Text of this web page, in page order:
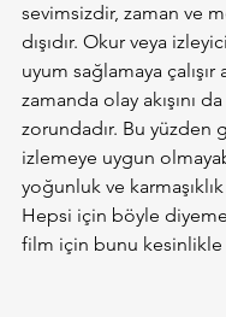
sevimsizdir, zaman ve
dışıdır. Okur veya
uyum sağlamaya çalışır
zamanda olay akışını
zorundadır. Bu yüzden
izlemeye uygun
yoğunluk ve
Hepsi için böyle
film için bunu kesinlikle